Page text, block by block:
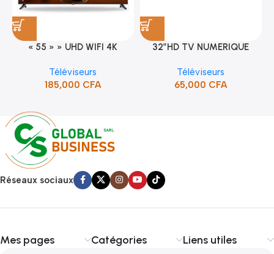
« 55 » » UHD WIFI 4K
Téléviseurs
185,000 CFA
32″HD TV NUMERIQUE
BORDURE/SUPPORT(STT-
5132A)
Téléviseurs
65,000 CFA
Réseaux sociaux
Mes pages Catégories Liens utiles